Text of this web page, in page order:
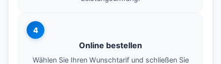
4
Online bestellen
Wählen Sie Ihren Wunschtarif und schließen Sie